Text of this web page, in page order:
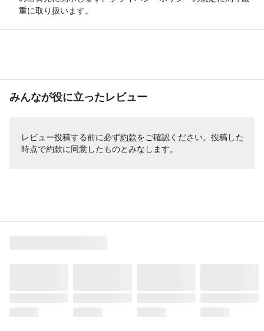
重に取り扱います。
みんなが役に立ったレビュー
レビュー投稿する前に必ず約款をご確認ください。投稿した
時点で約款に同意したものとみなします。